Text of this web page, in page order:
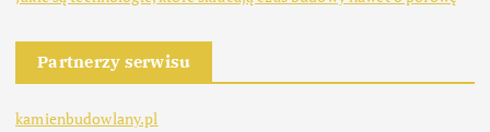
Partnerzy serwisu
kamienbudowlany.pl